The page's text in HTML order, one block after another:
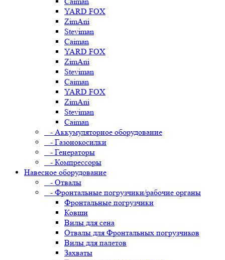
YARD FOX
ZimAni
Steviman
Caiman
YARD FOX
ZimAni
Steviman
Caiman
YARD FOX
ZimAni
Steviman
Caiman
- Аккумуляторное оборудование
- Газонокосилки
- Генераторы
- Компрессоры
Навесное оборудование
- Отвалы
- Фронтальные погрузчики/рабочие органы
Фронтальные погрузчики
Ковши
Вилы для сена
Отвалы для Фронтальных погрузчиков
Вилы для палетов
Захваты